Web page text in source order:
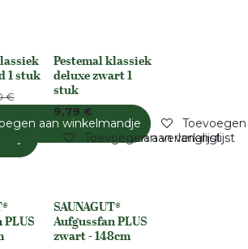
Toevoegen aan verlanglijst
1 stuk
€
aan winkelmandje
Niet op voorraad
Pestemal klassiek
deluxe zwart 1
stuk
9,79 €
Toevoegen aan verlanglijst
None
SAUNAGUT®
Aufgussfan PLUS
zwart - 148cm